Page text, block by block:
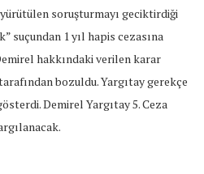
soruşturmayı geciktirdiği
suçundan 1 yıl hapis cezasına
hakkındaki verilen karar
bozuldu. Yargıtay gerekçe
Demirel Yargıtay 5. Ceza